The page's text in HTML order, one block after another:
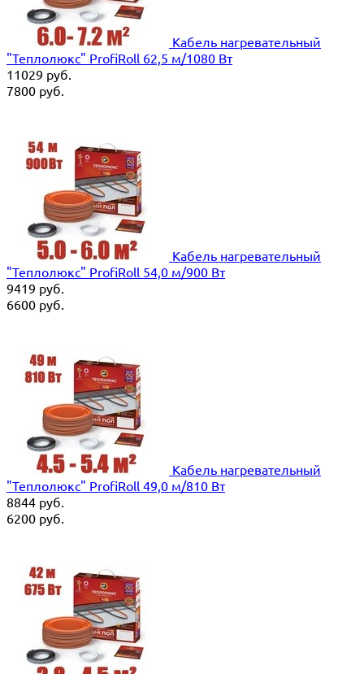
Кабель нагревательный
"Теплолюкс" ProfiRoll 62,5 м/1080 Вт
11029 руб.
7800 руб.
Кабель нагревательный
"Теплолюкс" ProfiRoll 54,0 м/900 Вт
9419 руб.
6600 руб.
Кабель нагревательный
"Теплолюкс" ProfiRoll 49,0 м/810 Вт
8844 руб.
6200 руб.